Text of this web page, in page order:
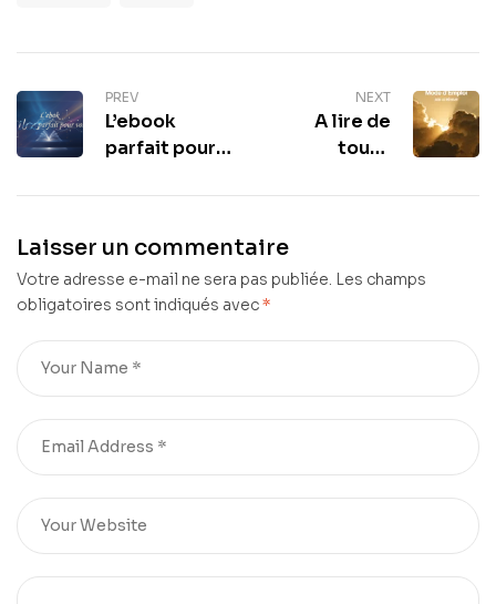
PREV
L’ebook
parfait pour
ends
mai
NEXT
A lire de
toute
Intrigue &
Dieu, Mode
d’Emploi
Laisser un commentaire
Votre adresse e-mail ne sera pas publiée. Les champs
obligatoires sont indiqués avec*